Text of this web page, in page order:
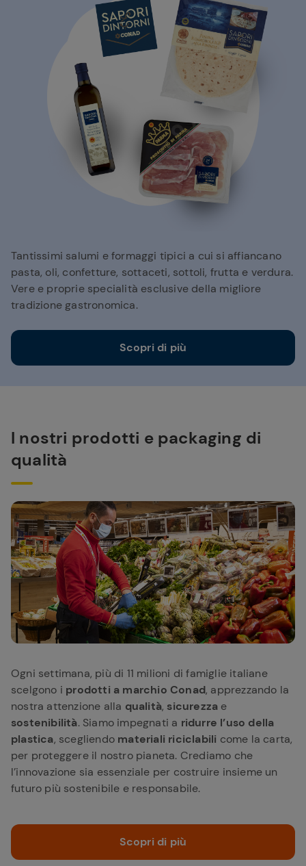
Tantissimi salumi e formaggi tipici a cui si affiancano
pasta, oli, confetture, sottaceti, sottoli, frutta e verdura.
Vere e proprie specialità esclusive della migliore
tradizione gastronomica.
Scopri di più
I nostri prodotti e packaging di
qualità
Ogni settimana, più di 11 milioni di famiglie italiane
scelgono i prodotti a marchio Conad, apprezzando la
nostra attenzione alla qualità, sicurezza e
sostenibilità. Siamo impegnati a ridurre l’uso della
plastica, scegliendo materiali riciclabili come la carta,
per proteggere il nostro pianeta. Crediamo che
l’innovazione sia essenziale per costruire insieme un
futuro più sostenibile e responsabile.
Scopri di più